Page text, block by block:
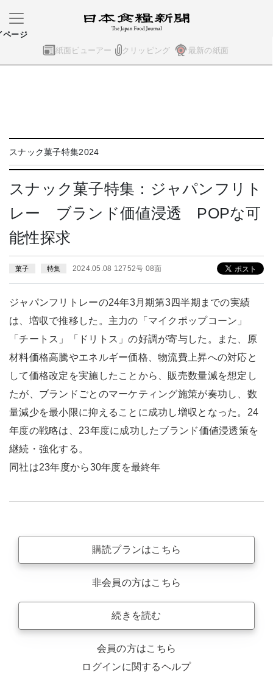
紙面ビューアー クリッピング 最新の紙面
ページ
スナック菓子特集2024
スナック菓子特集：ジャパンフリト
レー ブランド価値浸透 POPな可
能性探求
菓子 特集 2024.05.08 12752号 08面
ジャパンフリトレーの24年3月期第3四半期までの実績
は、増収で推移した。主力の「マイクポップコーン」
「チートス」「ドリトス」の好調が寄与した。また、原
材料価格高騰やエネルギー価格、物流費上昇への対応と
して価格改定を実施したことから、販売数量減を想定し
たが、ブランドごとのマーケティング施策が奏功し、数
量減少を最小限に抑えることに成功し増収となった。24
年度の戦略は、23年度に成功したブランド価値浸透策を
継続・強化する。
同社は23年度から30年度を最終年
購読プランはこちら
非会員の方はこちら
続きを読む
会員の方はこちら
ログインに関するヘルプ